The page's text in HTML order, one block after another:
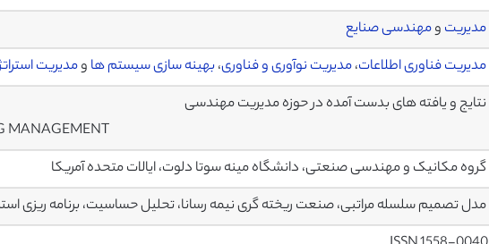
مدیریت ومهندسی صنایع
مدیریت فناوری اطلاعات،مدیریت نوآوری و فناوری،بهینه سازی سیستم ها ومدیریت
نتایج و یافته های بدست آمده در حوزه مدیریت مهندسی
MANAGEMENT
گروه مکانیک و مهندسی صنعتی، دانشگاه مینه سوتا دلوت، ایالات متحده آمریکا
مدل تصمیم سلسله مراتبی، صنعت ریخته گری نیمه رسانا، تحلیل حساسیت، برنامه ریزی